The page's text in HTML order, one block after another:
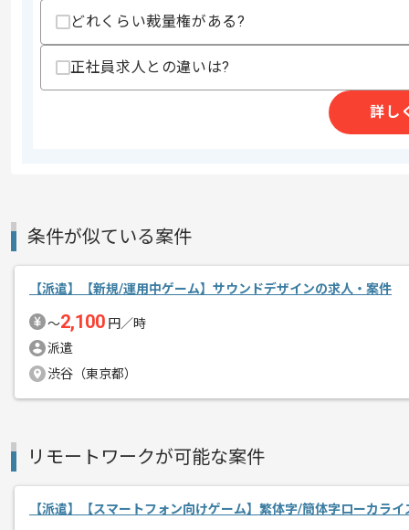
メント
有名企業での作業になります。
風通しの良い雰囲気で、 裁量権を持っ
どれくらい裁量権がある?
正社員求人との違いは?
詳し
条件が似ている案件
【派遣】【新規/運用中ゲーム】サウンドデザインの求人・案件
〜2,100 円／時
派遣
渋谷（東京都）
リモートワークが可能な案件
【派遣】【スマートフォン向けゲーム】繁体字/簡体字ローカラ